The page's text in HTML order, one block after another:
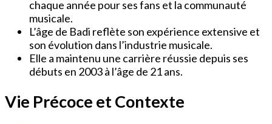
chaque année pour ses fans et la communauté
musicale.
L’âge de Badi reflète son expérience extensive et
son évolution dans l’industrie musicale.
Elle a maintenu une carrière réussie depuis ses
débuts en 2003 à l’âge de 21 ans.
Vie Précoce et Contexte